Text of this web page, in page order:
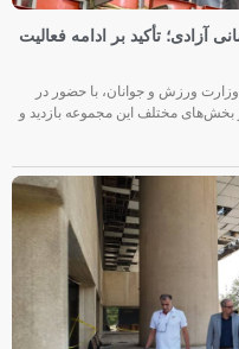
تأکید بر ادامه فعالیت
ورزش و جوانان، با حضور در
مختلف این مجموعه بازدید و